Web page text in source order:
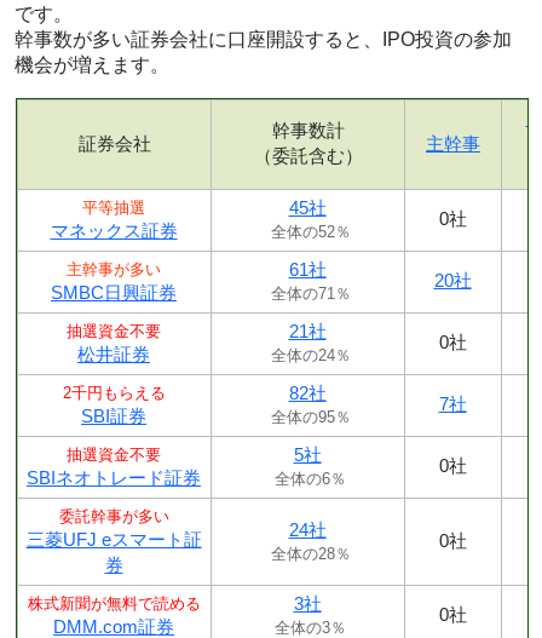
です。
幹事数が多い証券会社に口座開設すると、IPO投資の参加
機会が増えます。
証券会社
幹事数計
（委託含む）
主幹事
平等抽選
マネックス証券
45社
全体の52％
0社
主幹事が多い
SMBC日興証券
61社
全体の71％
20社
抽選資金不要
松井証券
21社
全体の24％
0社
2千円もらえる
SBI証券
82社
全体の95％
7社
抽選資金不要
SBIネオトレード証券
5社
全体の6％
0社
委託幹事が多い
三菱UFJ eスマート証
券
24社
全体の28％
0社
株式新聞が無料で読める
DMM.com証券
3社
全体の3％
0社